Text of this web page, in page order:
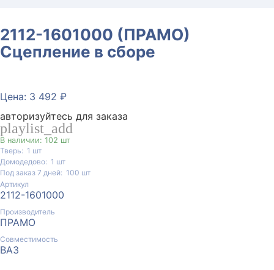
2112-1601000 (ПРАМО)
Сцепление в сборе
Цена: 3 492 ₽
авторизуйтесь для заказа
playlist_add
В наличии: 102 шт
Тверь: 1 шт
Домодедово: 1 шт
Под заказ 7 дней: 100 шт
Артикул
2112-1601000
Производитель
ПРАМО
Совместимость
ВАЗ